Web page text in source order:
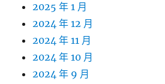
2025 年 1 月
2024 年 12 月
2024 年 11 月
2024 年 10 月
2024 年 9 月